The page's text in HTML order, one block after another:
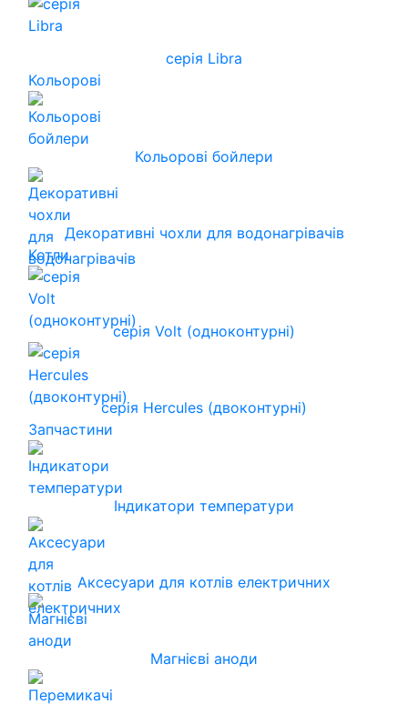
серія Libra
Кольорові
Кольорові бойлери
Декоративні чохли для водонагрівачів
Котли
серія Volt (одноконтурні)
серія Hercules (двоконтурні)
Запчастини
Індикатори температури
Аксесуари для котлів електричних
Магнієві аноди